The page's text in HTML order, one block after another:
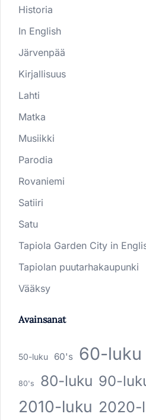
Historia
In English
Järvenpää
Kirjallisuus
Lahti
Matka
Musiikki
Parodia
Rovaniemi
Satiiri
Satu
Tapiola Garden City in
Tapiolan puutarhakaupunki
Vääksy
Avainsanat
50-luku 60's 60-luku
80's 80-luku 90-
2010-luku 2020-